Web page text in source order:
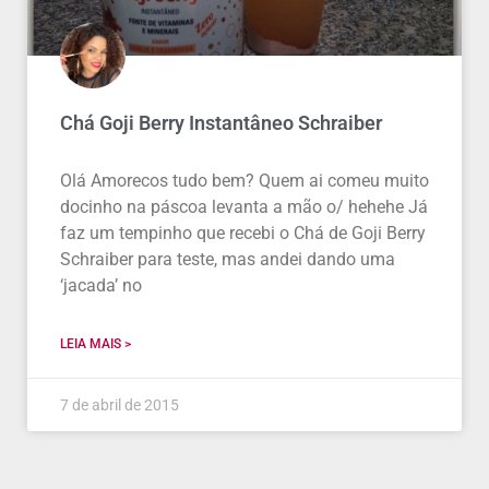
Chá Goji Berry Instantâneo Schraiber
Olá Amorecos tudo bem? Quem ai comeu muito
docinho na páscoa levanta a mão o/ hehehe Já
faz um tempinho que recebi o Chá de Goji Berry
Schraiber para teste, mas andei dando uma
‘jacada’ no
LEIA MAIS >
7 de abril de 2015